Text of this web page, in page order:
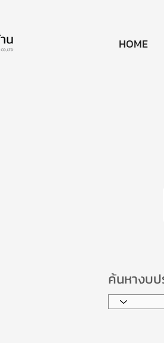
HOME
ค้นหางบ